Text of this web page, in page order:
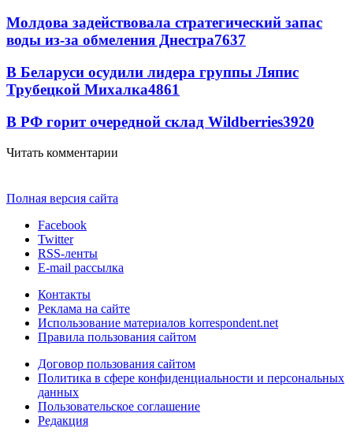
Молдова задействовала стратегический запас
воды из-за обмеления Днестра7637
В Беларуси осудили лидера группы Ляпис
Трубецкой Михалка4861
В РФ горит очередной склад Wildberries3920
Читать комментарии
Полная версия сайта
Facebook
Twitter
RSS-ленты
E-mail рассылка
Контакты
Реклама на сайте
Использование материалов korrespondent.net
Правила пользования сайтом
Договор пользования сайтом
Политика в сфере конфиденциальности и персональных
данных
Пользовательское соглашение
Редакция